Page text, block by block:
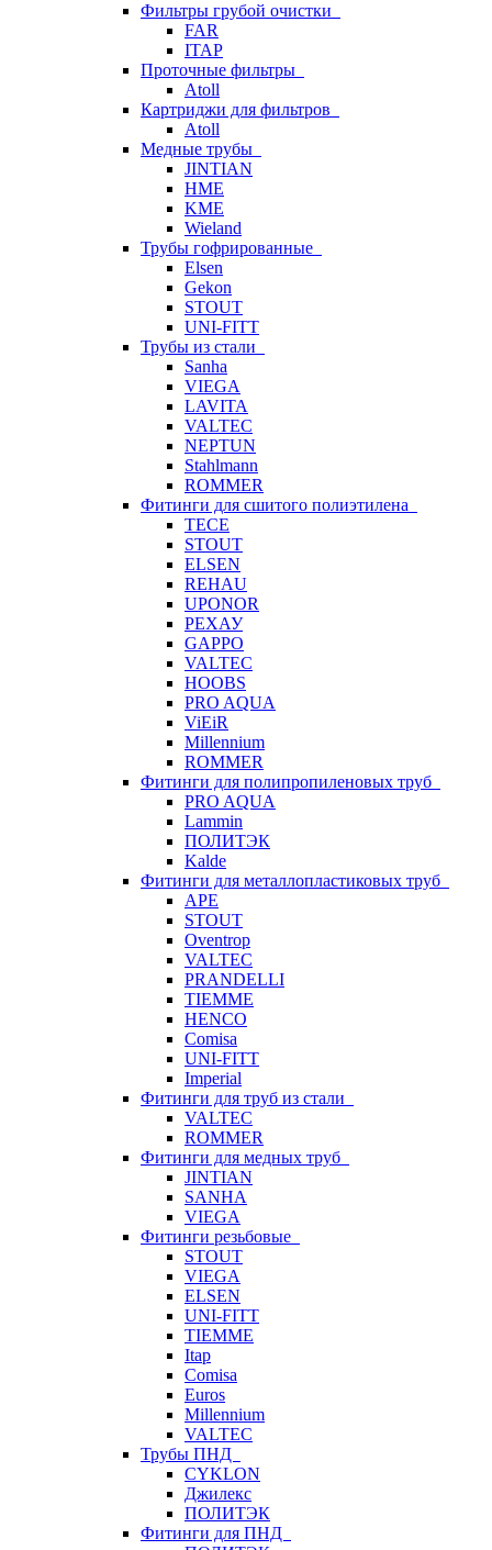
Фильтры грубой очистки
FAR
ITAP
Проточные фильтры
Atoll
Картриджи для фильтров
Atoll
Медные трубы
JINTIAN
HME
KME
Wieland
Трубы гофрированные
Elsen
Gekon
STOUT
UNI-FITT
Трубы из стали
Sanha
VIEGA
LAVITA
VALTEC
NEPTUN
Stahlmann
ROMMER
Фитинги для сшитого полиэтилена
TECE
STOUT
ELSEN
REHAU
UPONOR
РЕХАУ
GAPPO
VALTEC
HOOBS
PRO AQUA
ViEiR
Millennium
ROMMER
Фитинги для полипропиленовых труб
PRO AQUA
Lammin
ПОЛИТЭК
Kalde
Фитинги для металлопластиковых труб
APE
STOUT
Oventrop
VALTEC
PRANDELLI
TIEMME
HENCO
Comisa
UNI-FITT
Imperial
Фитинги для труб из стали
VALTEC
ROMMER
Фитинги для медных труб
JINTIAN
SANHA
VIEGA
Фитинги резьбовые
STOUT
VIEGA
ELSEN
UNI-FITT
TIEMME
Itap
Comisa
Euros
Millennium
VALTEC
Трубы ПНД
CYKLON
Джилекс
ПОЛИТЭК
Фитинги для ПНД